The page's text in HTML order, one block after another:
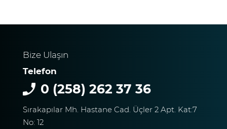
Macron’lu Tanıtım Filmi
DENİZLİ’DE YAĞMUR
Bize Ulaşın
Telefon
0 (258) 262 37 36
Sırakapılar Mh. Hastane Cad. Üçler 2 Apt. Kat:7
No: 12